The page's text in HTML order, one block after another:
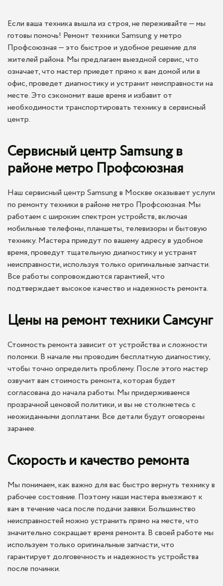
Если ваша техника вышла из строя, не переживайте — мы
готовы помочь! Ремонт техники Samsung у метро
Профсоюзная — это быстрое и удобное решение для
жителей района. Мы предлагаем выездной сервис, что
означает, что мастер приедет прямо к вам домой или в
офис, проведет диагностику и устранит неисправности на
месте. Это сэкономит ваше время и избавит от
необходимости транспортировать технику в сервисный
центр.
Сервисный центр Samsung в
районе метро Профсоюзная
Наш сервисный центр Samsung в Москве оказывает услуги
по ремонту техники в районе метро Профсоюзная. Мы
работаем с широким спектром устройств, включая
мобильные телефоны, планшеты, телевизоры и бытовую
технику. Мастера приедут по вашему адресу в удобное
время, проведут тщательную диагностику и устранят
неисправности, используя только оригинальные запчасти.
Все работы сопровождаются гарантией, что
подтверждает высокое качество и надежность ремонта.
Цены на ремонт техники Самсунг
Стоимость ремонта зависит от устройства и сложности
поломки. В начале мы проводим бесплатную диагностику,
чтобы точно определить проблему. После этого мастер
озвучит вам стоимость ремонта, которая будет
согласована до начала работы. Мы придерживаемся
прозрачной ценовой политики, и вы не столкнетесь с
неожиданными доплатами. Все детали будут оговорены
заранее.
Скорость и качество ремонта
Мы понимаем, как важно для вас быстро вернуть технику в
рабочее состояние. Поэтому наши мастера выезжают к
вам в течение часа после подачи заявки. Большинство
неисправностей можно устранить прямо на месте, что
значительно сокращает время ремонта. В своей работе мы
используем только оригинальные запчасти, что
гарантирует долговечность и надежность устройства
после починки.